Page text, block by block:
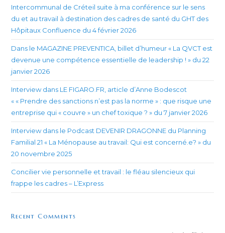
Intercommunal de Créteil suite à ma conférence sur le sens
du et au travail à destination des cadres de santé du GHT des
Hôpitaux Confluence du 4 février 2026
Dans le MAGAZINE PREVENTICA, billet d’humeur « La QVCT est
devenue une compétence essentielle de leadership ! » du 22
janvier 2026
Interview dans LE FIGARO.FR, article d’Anne Bodescot
« « Prendre des sanctions n’est pas la norme » : que risque une
entreprise qui « couvre » un chef toxique ? » du 7 janvier 2026
Interview dans le Podcast DEVENIR DRAGONNE du Planning
Familial 21 « La Ménopause au travail: Qui est concerné.e? » du
20 novembre 2025
Concilier vie personnelle et travail : le fléau silencieux qui
frappe les cadres – L’Express
Recent Comments